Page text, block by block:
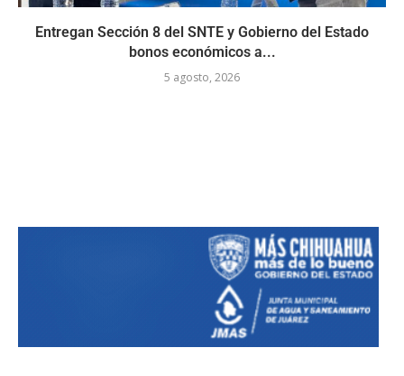
Entregan Sección 8 del SNTE y Gobierno del Estado
bonos económicos a...
5 agosto, 2026